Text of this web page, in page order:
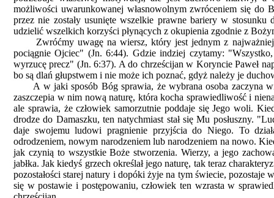
możliwości uwarunkowanej własnowolnym zwróceniem się do
przez nie zostały usunięte wszelkie prawne bariery w
udzielić wszelkich korzyści płynących z okupienia zgodnie z
Zwróćmy uwagę na wiersz, który jest jednym z
pociągnie Ojciec" (Jn. 6:44). Gdzie indziej czytamy:
wyrzucę precz" (Jn. 6:37). A do chrześcijan w Koryncie Paweł
bo są dlań głupstwem i nie może ich poznać, gdyż należy je
A w jaki sposób Bóg sprawia, że wybrana osoba zaczyna
zaszczepia w nim nową naturę, która kocha sprawiedliwość i
ale sprawia, że człowiek samorzutnie poddaje się Jego woli.
drodze do Damaszku, ten natychmiast stał się Mu posłuszny.
daje swojemu ludowi pragnienie przyjścia do Niego. To
odrodzeniem, nowym narodzeniem lub narodzeniem na nowo.
jak czynią to wszystkie Boże stworzenia. Wierzy, a jego
jabłka. Jak kiedyś grzech określał jego naturę, tak teraz
pozostałości starej natury i dopóki żyje na tym świecie,
się w postawie i postępowaniu, człowiek ten wzrasta w